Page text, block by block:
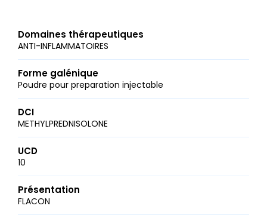
Domaines thérapeutiques
ANTI-INFLAMMATOIRES
Forme galénique
Poudre pour preparation injectable
DCI
METHYLPREDNISOLONE
UCD
10
Présentation
FLACON